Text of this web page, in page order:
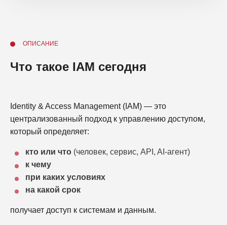
ОПИСАНИЕ
Что такое IAM сегодня
Identity & Access Management (IAM) — это
централизованный подход к управлению доступом,
который определяет:
кто или что (человек, сервис, API, AI-агент)
к чему
при каких условиях
на какой срок
получает доступ к системам и данным.